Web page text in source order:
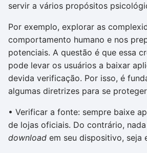
servir a vários propósitos
Por exemplo, explorar as
comportamento humano e nos
potenciais. A questão é que essa
pode levar os usuários a baixar
devida verificação. Por isso, é
algumas diretrizes para se
• Verificar a fonte: sempre baixe
de lojas oficiais. Do contrário,
download em seu dispositivo, seja